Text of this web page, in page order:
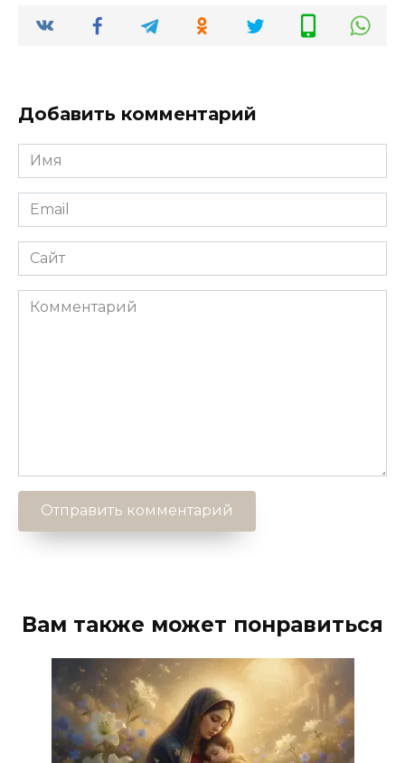
Добавить комментарий
Имя
*
Email
*
Сайт
Комментарий
Вам также может понравиться